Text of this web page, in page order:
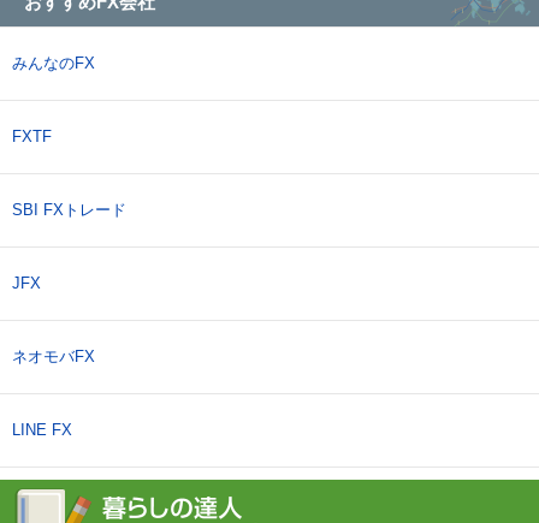
みんなのFX
FXTF
SBI FXトレード
JFX
ネオモバFX
LINE FX